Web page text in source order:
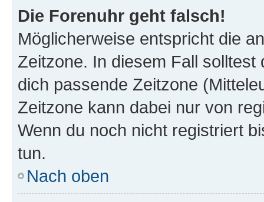
Die Forenuhr geht falsch!
Möglicherweise entspricht die
Zeitzone. In diesem Fall solltest
dich passende Zeitzone
Zeitzone kann dabei nur von
Wenn du noch nicht registriert
tun.
Nach oben